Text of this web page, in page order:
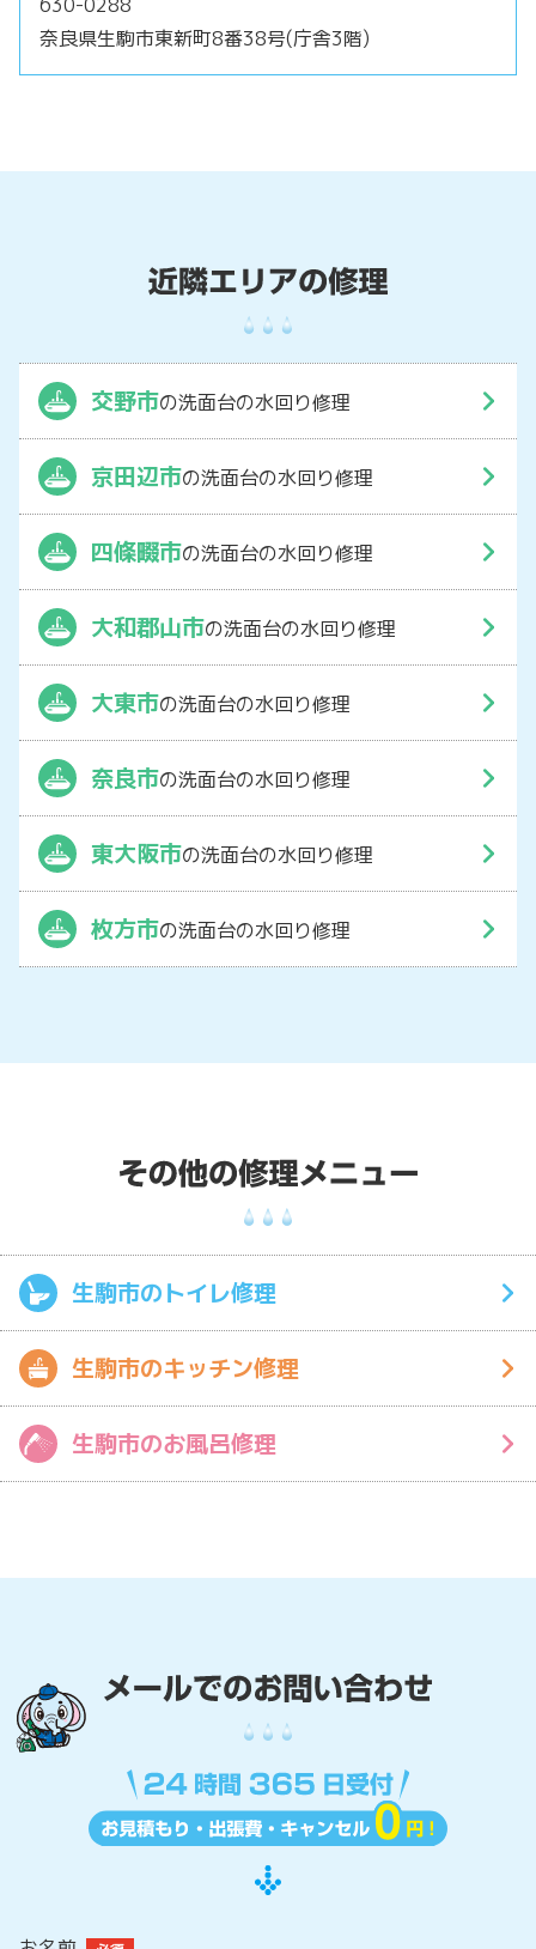
奈良県生駒市東新町8番38号(庁舎3階)
交野市の洗面台の水回り修理
京田辺市の洗面台の水回り修理
四條畷市の洗面台の水回り修理
大和郡山市の洗面台の水回り修理
大東市の洗面台の水回り修理
奈良市の洗面台の水回り修理
東大阪市の洗面台の水回り修理
枚方市の洗面台の水回り修理
生駒市のトイレ修理
生駒市のキッチン修理
生駒市のお風呂修理